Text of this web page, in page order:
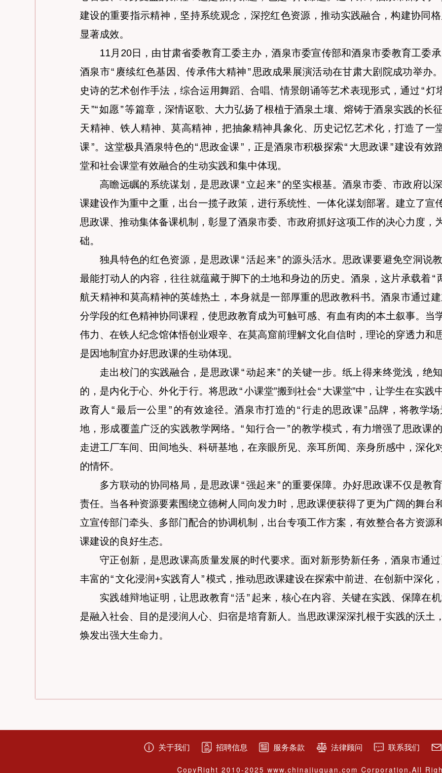
建设的重要指示精神，坚持系统观念，深挖红色资源，推动实践融合，构建协同
显著成效。
11月20日，由甘肃省委教育工委主办，酒泉市委宣传部和酒泉市委教育工委
酒泉市“ 赓续红色基因、传承伟大精神” 思政成果展演活动在甘肃大剧院成功举办
史诗的艺术创作手法，综合运用舞蹈、合唱、情景朗诵等艺术表现形式，通过“灯
天”“如愿”等篇章，深情讴歌、大力弘扬了根植于酒泉土壤、熔铸于酒泉实践的长
天精神、铁人精神、莫高精神，把抽象精神具象化、历史记忆艺术化，打造了一
课”。这堂极具酒泉特色的“ 思政金课” ，正是酒泉市积极探索“ 大思政课”建设有效
堂和社会课堂有效融合的生动实践和集中体现。
高瞻远瞩的系统谋划，是思政课“ 立起来” 的坚实根基。酒泉市委、市政府以
课建设作为重中之重，出台一揽子政策，进行系统性、一体化谋划部署。建立了宣
思政课、推动集体备课机制，彰显了酒泉市委、市政府抓好这项工作的决心力度，
础。
独具特色的红色资源，是思政课“活起来” 的源头活水。思政课要避免空洞说
最能打动人的内容，往往就蕴藏于脚下的土地和身边的历史。酒泉，这片承载着“
航天精神和莫高精神的英雄热土，本身就是一部厚重的思政教科书。酒泉市通过
分学段的红色精神协同课程，使思政教育成为可触可感、有血有肉的本土叙事。当
伟力、在铁人纪念馆体悟创业艰辛、在莫高窟前理解文化自信时，理论的穿透力和
是因地制宜办好思政课的生动体现。
走出校门的实践融合，是思政课“动起来” 的关键一步。纸上得来终觉浅，绝
的，是内化于心、外化于行。将思政“小课堂”搬到社会“ 大课堂”中，让学生在实践
政育人 “最后一公里 ” 的有效途径。酒泉市打造的“行走的思政课” 品牌，将教学
地，形成覆盖广泛的实践教学网络。“知行合一”的教学模式，有力增强了思政课
走进工厂车间、田间地头、科研基地，在亲眼所见、亲耳所闻、亲身所感中，深化
的情怀。
多方联动的协同格局，是思政课“强起来” 的重要保障。办好思政课不仅是教
责任。当各种资源要素围绕立德树人同向发力时，思政课便获得了更为广阔的舞台
立宣传部门牵头、多部门配合的协调机制，出台专项工作方案，有效整合各方资源
课建设的良好生态。
守正创新，是思政课高质量发展的时代要求。面对新形势新任务，酒泉市通
丰富的“文化浸润+实践育人 ”模式，推动思政课建设在探索中前进、在创新中深化
实践雄辩地证明，让思政教育“活” 起来，核心在内容、关键在实践、保障在
是融入社会、目的是浸润人心、归宿是培育新人。当思政课深深扎根于实践的沃土
焕发出强大生命力。
关于我们 招聘信息 服务条款 法律顾问 联系我们
CopyRight 2010-2025 www.chinajiuquan.com Corporation,All